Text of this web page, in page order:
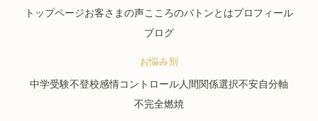
トップページお客さまの声こころのバトンとはプロフィール
ブログ
お悩み別
中学受験不登校感情コントロール人間関係選択不安自分軸
不完全燃焼